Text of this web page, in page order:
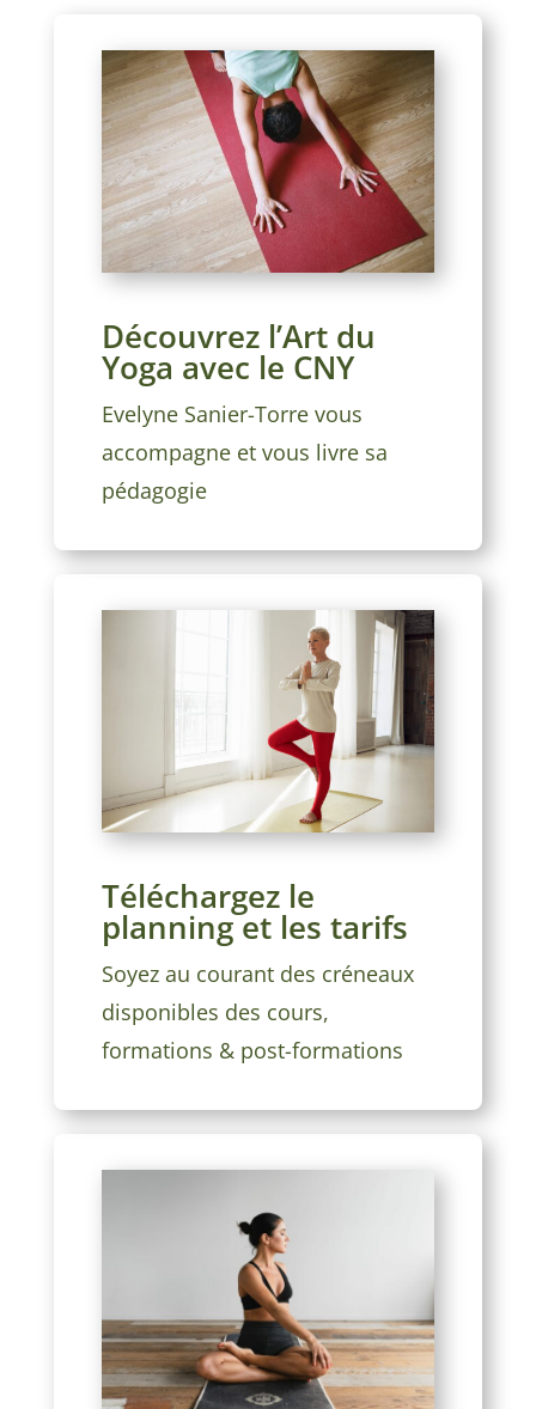
Découvrez l’Art du
Yoga avec le CNY
Evelyne Sanier-Torre vous
accompagne et vous livre sa
pédagogie
Téléchargez le
planning et les tarifs
Soyez au courant des créneaux
disponibles des cours,
formations & post-formations